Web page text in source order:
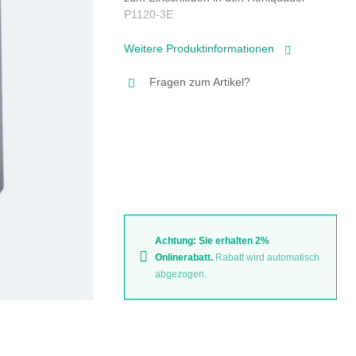
P1120-3E
Weitere Produktinformationen
Fragen zum Artikel?
Achtung: Sie erhalten 2%
Onlinerabatt. Rabatt wird automatisch
abgezogen.